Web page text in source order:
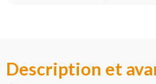
Description et